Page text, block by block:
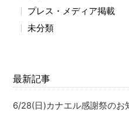
プレス・メディア掲載
未分類
最新記事
6/28(日)カナエル感謝祭の